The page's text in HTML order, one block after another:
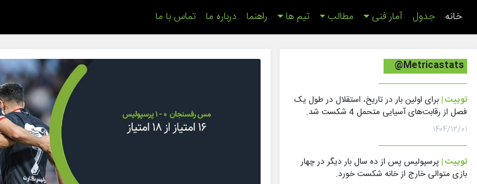
خانه (اینجا)
جدول آمار فنی مطالب تیم ها راهنما درباره ما تماس با ما
@Metricastats
توییت |برای اولین بار در تاریخ، استقلال در طول یک
فصل از رقابت‌های آسیایی متحمل 4 شکست شد.
۱۴۰۴/۱۲/۰۱
توییت |پرسپولیس پس از ده سال بار دیگر در چهار
بازی متوالی خارج از خانه شکست خورد.